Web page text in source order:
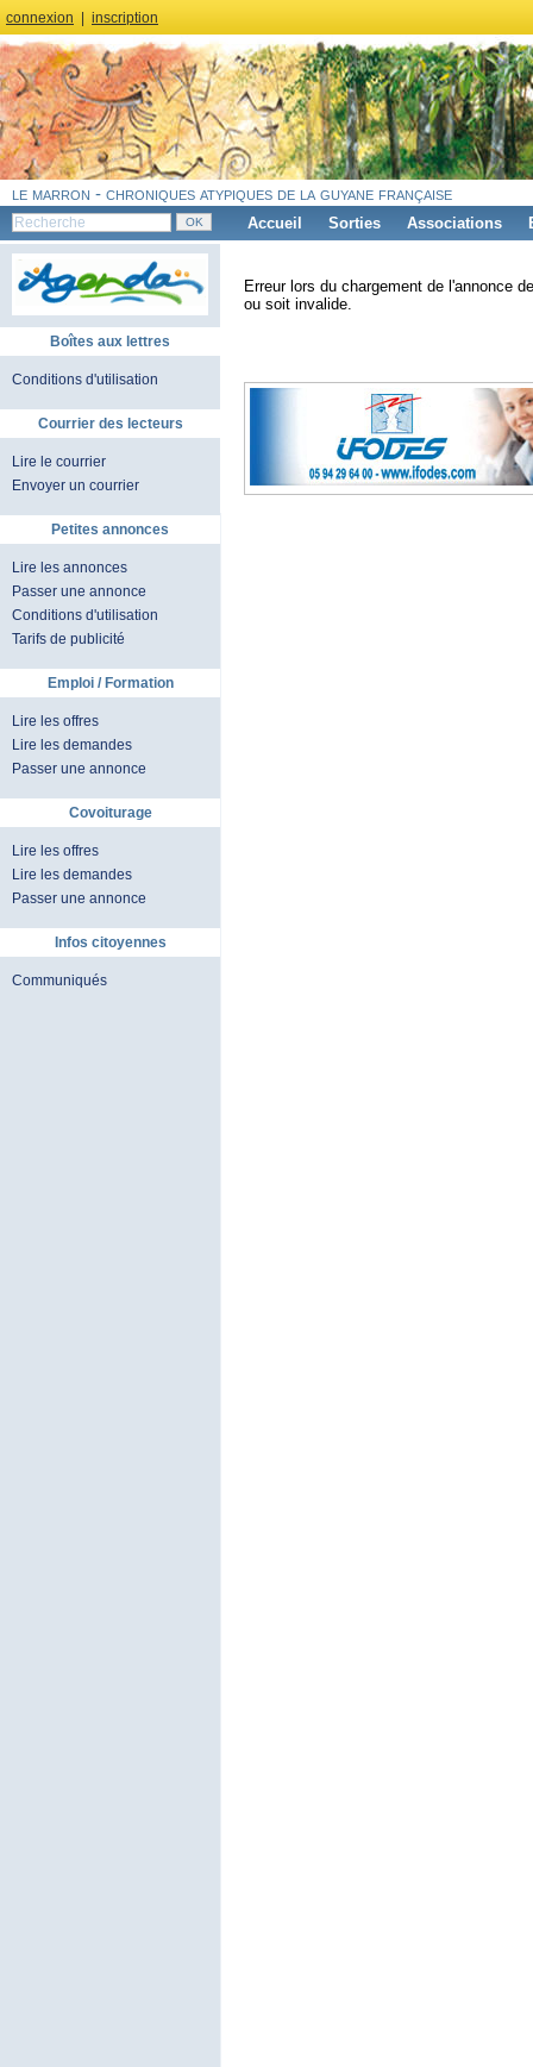
connexion inscription
le marron - chroniques atypiques de la guyane française
Accueil Sorties Associations
Boîtes aux lettres
Conditions d'utilisation
Courrier des lecteurs
Lire le courrier
Envoyer un courrier
Petites annonces
Lire les annonces
Passer une annonce
Conditions d'utilisation
Tarifs de publicité
Emploi / Formation
Lire les offres
Lire les demandes
Passer une annonce
Covoiturage
Lire les offres
Lire les demandes
Passer une annonce
Infos citoyennes
Communiqués
Erreur lors du chargement de l'annonce
ou soit invalide.